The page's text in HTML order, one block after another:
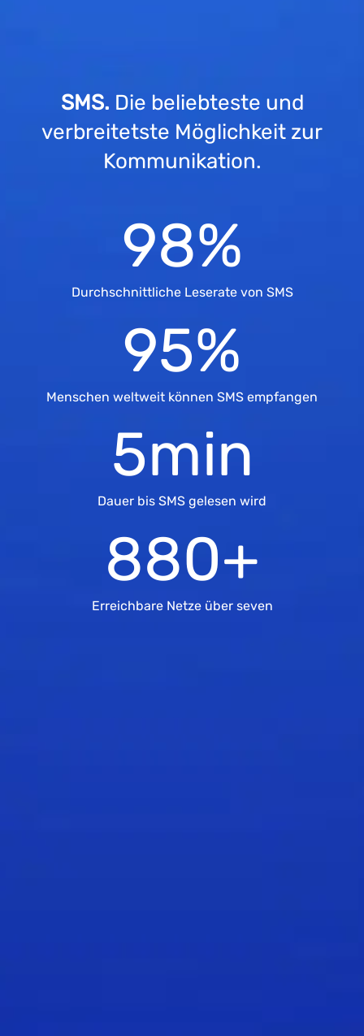
SMS. Die beliebteste und
verbreitetste Möglichkeit zur
Kommunikation.
98%
Durchschnittliche Leserate von SMS
95%
Menschen weltweit können SMS empfangen
5min
Dauer bis SMS gelesen wird
880+
Erreichbare Netze über seven